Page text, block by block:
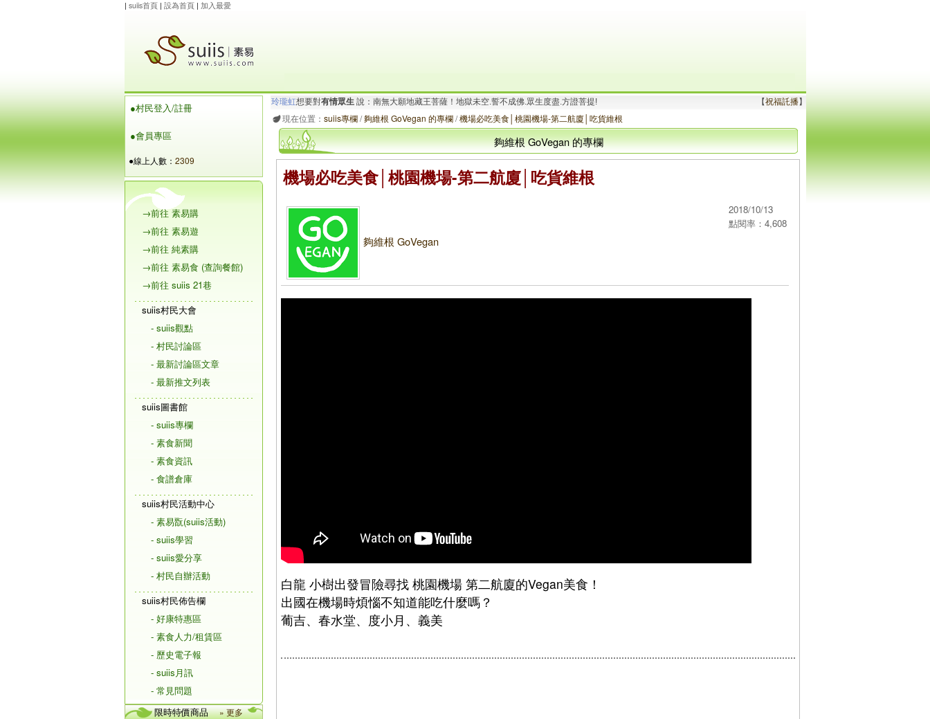
| suiis首頁| 設為首頁| 加入最愛
●村民登入/註冊
●會員專區
●線上人數： 2309
→前往 素易購
→前往 素易遊
→前往 純素購
→前往 素易食 (查詢餐館)
→前往 suiis 21巷
suiis村民大會
- suiis觀點
- 村民討論區
- 最新討論區文章
- 最新推文列表
suiis圖書館
- suiis專欄
- 素食新聞
- 素食資訊
- 食譜倉庫
suiis村民活動中心
- 素易翫(suiis活動)
- suiis學習
- suiis愛分享
- 村民自辦活動
suiis村民佈告欄
- 好康特惠區
- 素食人力/租賃區
- 歷史電子報
- suiis月訊
- 常見問題
限時特價商品
» 更多
maysnow...想要對有情眾生說：阿彌陀佛！一切有為法.如夢幻泡影.如露亦如電.應作如是觀!
玲瓏虹想要對有情眾生 說：南無大願地藏王菩薩！地獄未空.誓不成佛.眾生度盡.方證菩提! 【祝福託播】
現在位置： suiis專欄/夠維根 GoVegan 的專欄/機場必吃美食│桃園機場-第二航廈│吃貨維根
夠維根 GoVegan 的專欄
機場必吃美食│桃園機場-第二航廈│吃貨維根
夠維根 GoVegan
2018/10/13
點閱率：4,608
白龍 小樹出發冒險尋找 桃園機場 第二航廈的Vegan美食！
出國在機場時煩惱不知道能吃什麼嗎？
葡吉、春水堂、度小月、義美